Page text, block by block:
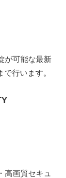
が可能な最新
行います。
高画質セキュ